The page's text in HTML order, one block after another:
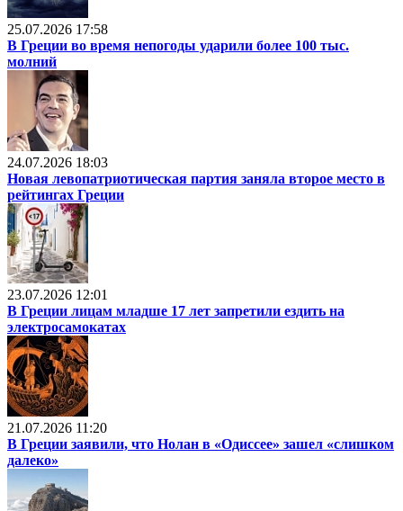
25.07.2026 17:58
В Греции во время непогоды ударили более 100 тыс.
молний
24.07.2026 18:03
Новая левопатриотическая партия заняла второе место в
рейтингах Греции
23.07.2026 12:01
В Греции лицам младше 17 лет запретили ездить на
электросамокатах
21.07.2026 11:20
В Греции заявили, что Нолан в «Одиссее» зашел «слишком
далеко»